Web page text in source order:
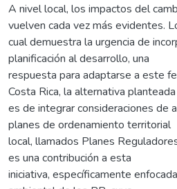
A nivel local, los impactos del
vuelven cada vez más evidentes.
cual demuestra la urgencia de
planificación al desarrollo, una
respuesta para adaptarse a este
Costa Rica, la alternativa planteada
es de integrar consideraciones de
planes de ordenamiento territorial
local, llamados Planes
es una contribución a esta
iniciativa, específicamente